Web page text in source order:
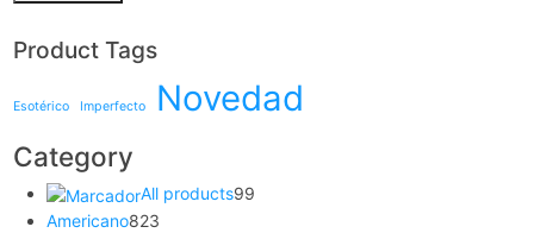
Product Tags
Esotérico Imperfecto Novedad
Category
All products99
Americano823